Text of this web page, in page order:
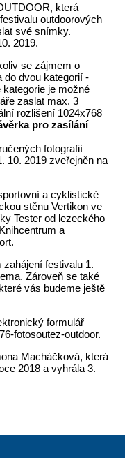
která
outdoorových
své snímky.
2019.
se zájmem o
do dvou kategorií -
je možné
zaslat max. 3
rozlišení 1024x768
pro zasílání
fotografií
10. 2019 zveřejněn na
a cyklistické
stěnu Vertikon ve
Tester od lezeckého
a
festivalu 1.
Zároveň se také
vás budeme ještě
formulář
fotosoutez-outdoor.
Macháčková, která
2018 a vyhrála 3.